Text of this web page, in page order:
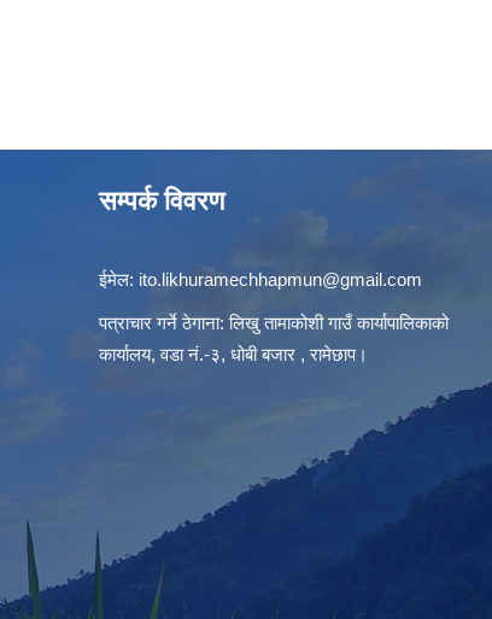
सम्पर्क विवरण
ईमेल: ito.likhuramechhapmun@gmail.com
पत्राचार गर्ने ठेगाना: लिखु तामाकोशी गाउँ कार्यापालिकाको
कार्यालय, वडा नं.-३, धोबी बजार , रामेछाप।